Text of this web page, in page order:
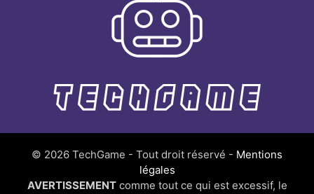
© 2026 TechGame - Tout droit réservé - Mentions
légales
AVERTISSEMENTcomme tout ce qui est excessif, le